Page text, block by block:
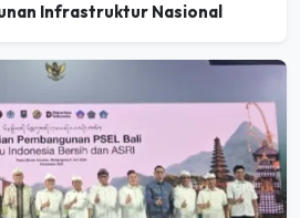
Infrastruktur Nasional